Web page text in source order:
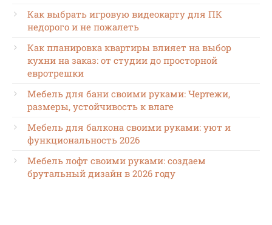
Как выбрать игровую видеокарту для ПК
недорого и не пожалеть
Как планировка квартиры влияет на выбор
кухни на заказ: от студии до просторной
евротрешки
Мебель для бани своими руками: Чертежи,
размеры, устойчивость к влаге
Мебель для балкона своими руками: уют и
функциональность 2026
Мебель лофт своими руками: создаем
брутальный дизайн в 2026 году